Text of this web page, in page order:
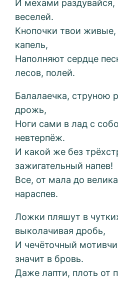
И мехами
веселей.
Кнопочки твои живые,
капель,
Наполняют сердце
лесов, полей.
Балалаечка, струною
дрожь,
Ноги сами в лад с
невтерпёж.
И какой же без
зажигательный напев!
Все, от мала до
нараспев.
Ложки пляшут в
выколачивая дробь,
И чечёточный
значит в бровь.
Даже лапти, плоть от